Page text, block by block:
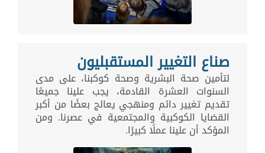
صناع التغيير المستقبليون
لتأمين صحة البشرية وصحة كوكبنا، على مدى
السنوات العشرة القادمة، يجب علينا جميعًا
تقديم تغيير دائم ومنهجي يعالج بعضًا من أكبر
القضايا الكوكبية والمجتمعية في عصرنا. ومن
المؤكد أن علينا عملًا كبيرًا.